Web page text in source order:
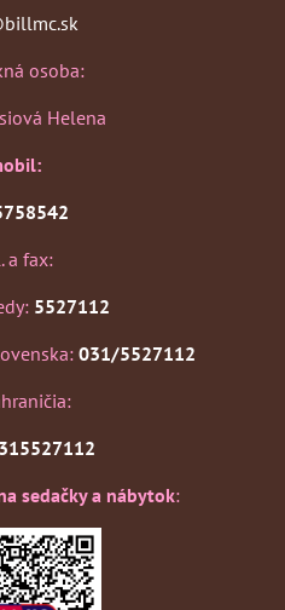
osoba:
Helena
a fax:
5527112
031/5527112
sedačky a nábytok: